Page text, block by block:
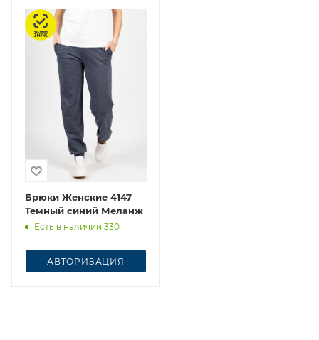
Честный знак
Брюки Женские 4147
Темный синий Меланж
Есть в наличии 330
АВТОРИЗАЦИЯ